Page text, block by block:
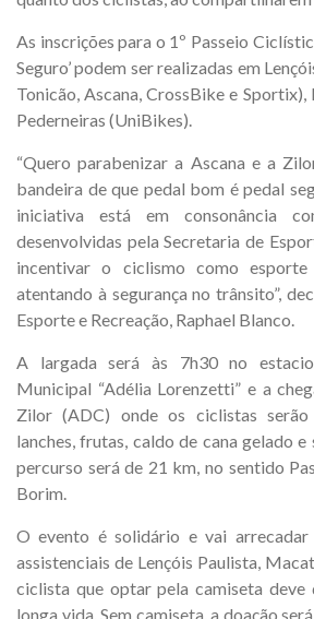
As inscrições para o 1º Passeio
Seguro’ podem ser realizadas em
Tonicão, Ascana, CrossBike e
Pederneiras (UniBikes).
“Quero parabenizar a Ascana e a
bandeira de que pedal bom é pedal
iniciativa está em consonância
desenvolvidas pela Secretaria de
incentivar o ciclismo como
atentando à segurança no trânsito”,
Esporte e Recreação, Raphael Blanco.
A largada será às 7h30 no
Municipal “Adélia Lorenzetti” e a
Zilor (ADC) onde os ciclistas serão
lanches, frutas, caldo de cana gelado
percurso será de 21 km, no sentido
Borim.
O evento é solidário e vai arrecadar
assistenciais de Lençóis Paulista,
ciclista que optar pela camiseta
longa vida. Sem camiseta, a doação